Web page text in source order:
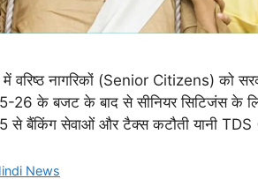
में वरिष्ठ नागरिकों (Senior Citizens) को
26 के बजट के बाद से सीनियर सिटिजंस के
से बैंकिंग सेवाओं और टैक्स कटौती यानी
News